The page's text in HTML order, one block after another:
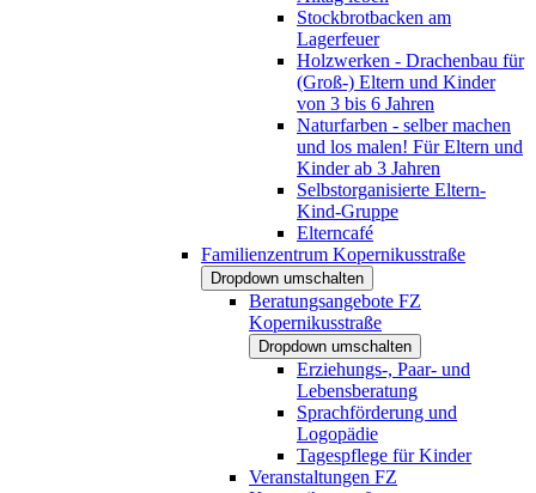
Stockbrotbacken am
Lagerfeuer
Holzwerken - Drachenbau für
(Groß-) Eltern und Kinder
von 3 bis 6 Jahren
Naturfarben - selber machen
und los malen! Für Eltern und
Kinder ab 3 Jahren
Selbstorganisierte Eltern-
Kind-Gruppe
Elterncafé
Familienzentrum Kopernikusstraße
Dropdown umschalten
Beratungsangebote FZ
Kopernikusstraße
Dropdown umschalten
Erziehungs-, Paar- und
Lebensberatung
Sprachförderung und
Logopädie
Tagespflege für Kinder
Veranstaltungen FZ